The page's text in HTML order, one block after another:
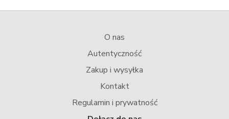
O nas
Autentyczność
Zakup i wysyłka
Kontakt
Regulamin i prywatność